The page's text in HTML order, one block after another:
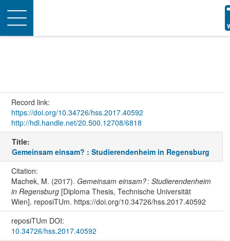
Toggle
navigation
Record link:
https://doi.org/10.34726/hss.2017.40592
http://hdl.handle.net/20.500.12708/6818
Title:
Gemeinsam einsam? : Studierendenheim in Regensburg
Citation:
Machek, M. (2017). Gemeinsam einsam? : Studierendenheim
in Regensburg[Diploma Thesis, Technische Universität
Wien]. reposiTUm. https://doi.org/10.34726/hss.2017.40592
reposiTUm DOI:
10.34726/hss.2017.40592